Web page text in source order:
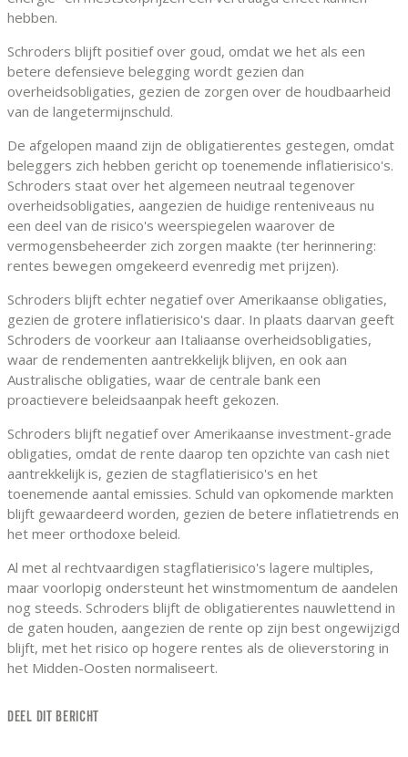
hebben.
Schroders blijft positief over goud, omdat we het als een
betere defensieve belegging wordt gezien dan
overheidsobligaties, gezien de zorgen over de houdbaarheid
van de langetermijnschuld.
De afgelopen maand zijn de obligatierentes gestegen, omdat
beleggers zich hebben gericht op toenemende inflatierisico's.
Schroders staat over het algemeen neutraal tegenover
overheidsobligaties, aangezien de huidige renteniveaus nu
een deel van de risico's weerspiegelen waarover de
vermogensbeheerder zich zorgen maakte (ter herinnering:
rentes bewegen omgekeerd evenredig met prijzen).
Schroders blijft echter negatief over Amerikaanse obligaties,
gezien de grotere inflatierisico's daar. In plaats daarvan geeft
Schroders de voorkeur aan Italiaanse overheidsobligaties,
waar de rendementen aantrekkelijk blijven, en ook aan
Australische obligaties, waar de centrale bank een
proactievere beleidsaanpak heeft gekozen.
Schroders blijft negatief over Amerikaanse investment-grade
obligaties, omdat de rente daarop ten opzichte van cash niet
aantrekkelijk is, gezien de stagflatierisico's en het
toenemende aantal emissies. Schuld van opkomende markten
blijft gewaardeerd worden, gezien de betere inflatietrends en
het meer orthodoxe beleid.
Al met al rechtvaardigen stagflatierisico's lagere multiples,
maar voorlopig ondersteunt het winstmomentum de aandelen
nog steeds. Schroders blijft de obligatierentes nauwlettend in
de gaten houden, aangezien de rente op zijn best ongewijzigd
blijft, met het risico op hogere rentes als de olieverstoring in
het Midden-Oosten normaliseert.
DEEL DIT BERICHT